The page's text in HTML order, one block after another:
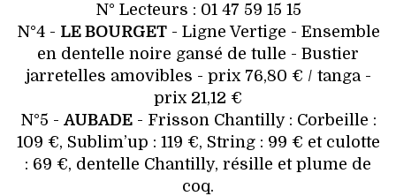
N° Lecteurs : 01 47 59 15 15
N°4 - LE BOURGET- Ligne Vertige - Ensemble
en dentelle noire gansé de tulle - Bustier
jarretelles amovibles - prix 76,80 € / tanga -
prix 21,12 €
N°5 - AUBADE- Frisson Chantilly : Corbeille :
109 €, Sublim’up : 119 €, String : 99 € et culotte
: 69 €, dentelle Chantilly, résille et plume de
coq.